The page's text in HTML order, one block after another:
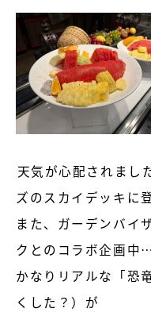
天気が心配されまし
ズのスカイデッキに
また、ガーデンバイ
クとのコラボ企画中…
かなりリアルな「恐
くした？）が